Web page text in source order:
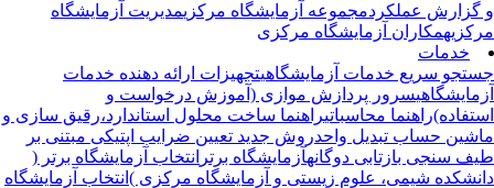
گزارش عملکرد مجموعه آزمایشگاه مرکزیمدیریت آزمایشگاه
همکاران آزمایشگاه مرکزی
خدمات
سریع خدمات آزمایشگاهیتجهیزات ارائه دهنده خدمات
سرور پردازش موازی (آموزش درخواست و
راهنما محاسباتیراهنما ساخت محلول استاندارد،رقیق سازی و
حساب تبدیل واحدروش جدید تعیین ضرایب اپتیکی مبتنی بر
سنجی بازتابی دوگانهآزمایشگاه برترانتخاب آزمایشگاه برتر (
شیمی، علوم زیستی و آزمایشگاه مرکزی ) انتخاب آزمایشگاه